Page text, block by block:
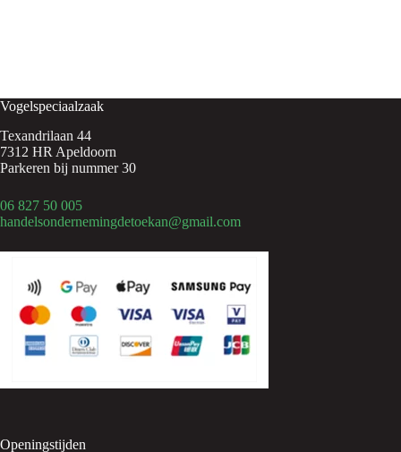
Vogelspeciaalzaak
Texandrilaan 44
7312 HR Apeldoorn
Parkeren bij nummer 30
06 827 50 005
handelsondernemingdetoekan@gmail.com
Openingstijden